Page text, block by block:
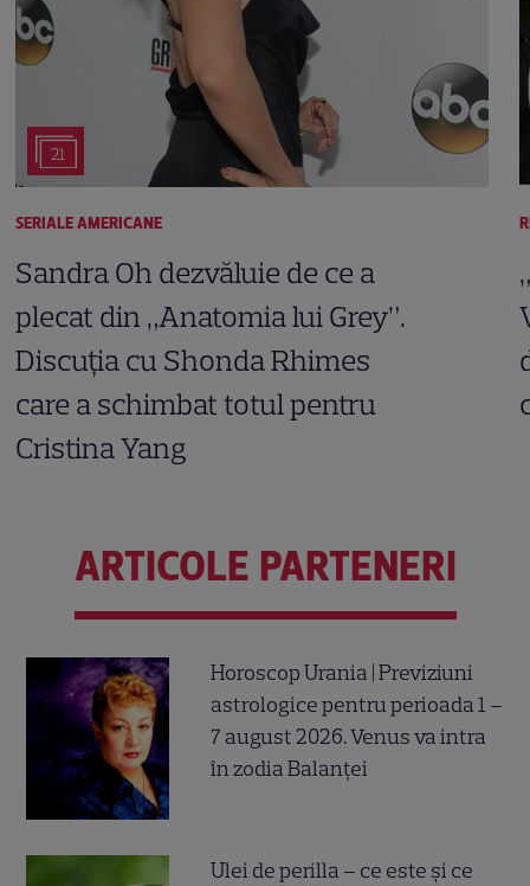
21
SERIALE AMERICANE
Sandra Oh dezvăluie de ce a
plecat din „Anatomia lui Grey”.
Discuția cu Shonda Rhimes
care a schimbat totul pentru
Cristina Yang
ARTICOLE PARTENERI
Horoscop Urania | Previziuni
astrologice pentru perioada 1 –
7 august 2026. Venus va intra
în zodia Balanței
Ulei de perilla – ce este și ce